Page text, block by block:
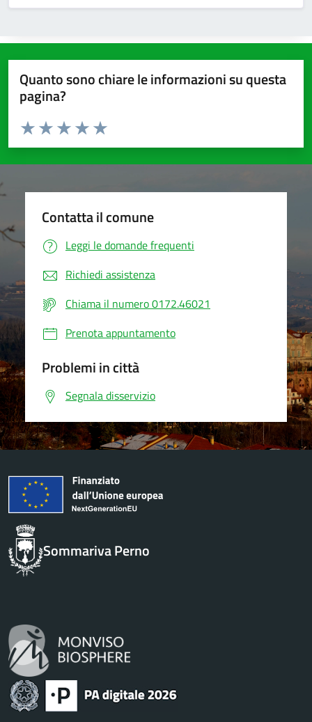
Quanto sono chiare le informazioni su questa
pagina?
Valuta da 1 a 5 stelle la pagina
Valuta 5 stelle su 5
Valuta 4 stelle su 5
Valuta 3 stelle su 5
Valuta 2 stelle su 5
Valuta 1 stelle su 5
Contatta il comune
Leggi le domande frequenti
Richiedi assistenza
Chiama il numero 0172.46021
Prenota appuntamento
Problemi in città
Segnala disservizio
Sommariva Perno